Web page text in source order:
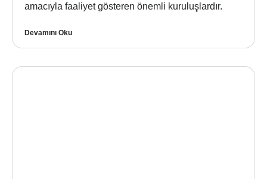
amacıyla faaliyet gösteren önemli kuruluşlardır.
Devamını Oku